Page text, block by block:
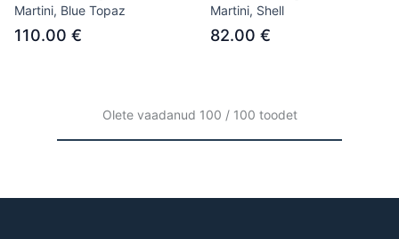
Martini, Blue Topaz
110.00 €
Martini, Shell
82.00 €
Olete vaadanud 100 / 100 toodet